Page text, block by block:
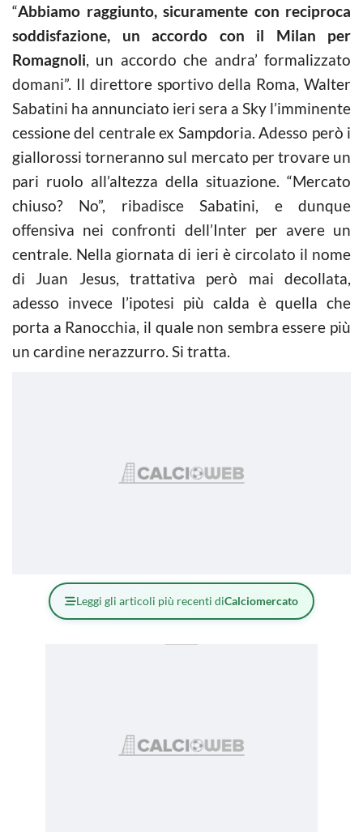
“Abbiamo raggiunto, sicuramente con reciproca
soddisfazione, un accordo con il Milan per
Romagnoli, un accordo che andra’ formalizzato
domani”. Il direttore sportivo della Roma, Walter
Sabatini ha annunciato ieri sera a Sky l’imminente
cessione del centrale ex Sampdoria. Adesso però i
giallorossi torneranno sul mercato per trovare un
pari ruolo all’altezza della situazione. “Mercato
chiuso? No”, ribadisce Sabatini, e dunque
offensiva nei confronti dell’Inter per avere un
centrale. Nella giornata di ieri è circolato il nome
di Juan Jesus, trattativa però mai decollata,
adesso invece l’ipotesi più calda è quella che
porta a Ranocchia, il quale non sembra essere più
un cardine nerazzurro. Si tratta.
Leggi gli articoli più recenti diCalciomercato